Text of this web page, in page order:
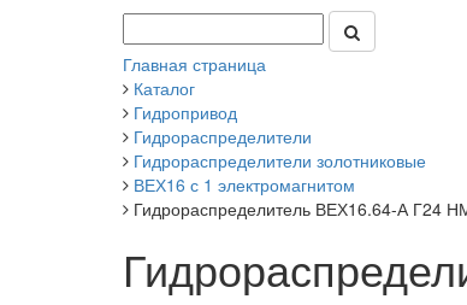
Главная страница
Каталог
Гидропривод
Гидрораспределители
Гидрораспределители золотниковые
ВЕХ16 с 1 электромагнитом
Гидрораспределитель ВЕХ16.64-А Г24